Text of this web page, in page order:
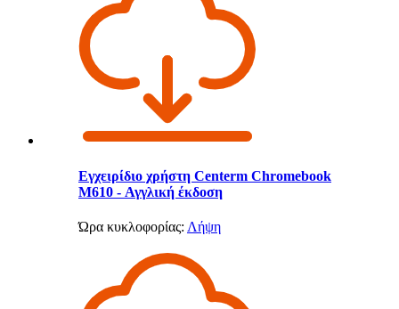
Εγχειρίδιο χρήστη Centerm Chromebook
M610 - Αγγλική έκδοση
Ώρα κυκλοφορίας: Λήψη